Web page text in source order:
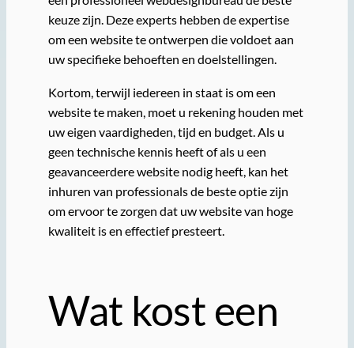
keuze zijn. Deze experts hebben de expertise
om een ​​website te ontwerpen die voldoet aan
uw specifieke behoeften en doelstellingen.
Kortom, terwijl iedereen in staat is om een ​​
website te maken, moet u rekening houden met
uw eigen vaardigheden, tijd en budget. Als u
geen technische kennis heeft of als u een
geavanceerdere website nodig heeft, kan het
inhuren van professionals de beste optie zijn
om ervoor te zorgen dat uw website van hoge
kwaliteit is en effectief presteert.
Wat kost een